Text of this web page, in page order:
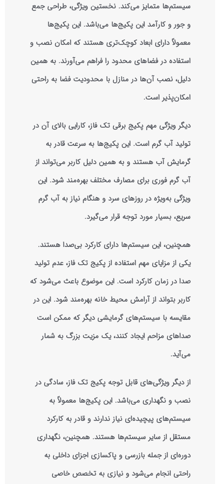
سیستم‌ها متمایز می‌کند. نخستین ویژگی، طراحی جمع
و جور و کارآمد این پکیج‌ها می‌باشد. این پکیج‌ها
معمولاً دارای ابعاد کوچک‌تری هستند که امکان نصب و
استفاده در فضاهای محدود را فراهم می‌آورند. به همین
دلیل، نصب آن‌ها در منازل با محدودیت فضا به راحتی
امکان‌پذیر است.
دیگر ویژگی مهم پکیج برقی تک فاز، کارایی بالای آن در
تولید آب گرم است. این پکیج‌ها به سرعت قادر به
گرمایش آب هستند و به همین دلیل کاربر می‌تواند از
آب گرم فوری برای مصارف مختلف بهره‌مند شود. این
ویژگی به‌ویژه در روزهای سرد و هنگام نیاز به آب گرم
سریع، بسیار مورد توجه قرار می‌گیرد.
همچنین، این سیستم‌ها دارای کارکرد بی‌صدا هستند.
یکی از مزایای مهم استفاده از پکیج تک فاز، عدم تولید
صدا در زمان کارکرد است. این موضوع باعث می‌شود که
کاربر بتواند از آرامش محیط خانه بهره‌مند شود. این در
مقایسه با سیستم‌های گرمایشی دیگر که ممکن است
صداهای مزاحم ایجاد کنند، یک مزیت بزرگ به شمار
می‌آید.
از دیگر ویژگی‌های قابل توجه پکیج تک فاز، سادگی در
نصب و نگهداری می‌باشد. این پکیج‌ها معمولاً به
سیستم‌های پیچیده‌ای نیاز ندارند و قادر به کارکرد
مستقل از سایر سیستم‌ها هستند. همچنین، نگهداری
دوره‌ای از جمله بازرسی و پاکسازی اجزای داخلی به
راحتی انجام می‌شود و نیازی به تخصص خاصی